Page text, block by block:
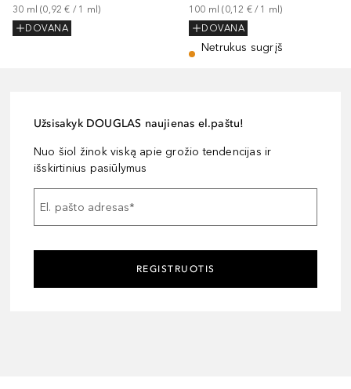
30 ml (0,92 € / 1 ml)
DOVANA
100 ml (0,12 € / 1 ml)
DOVANA
Netrukus sugrįš
Užsisakyk DOUGLAS naujienas el.paštu!
Nuo šiol žinok viską apie grožio tendencijas ir
išskirtinius pasiūlymus
El. pašto adresas*
REGISTRUOTIS